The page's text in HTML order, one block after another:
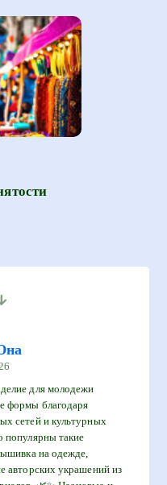
для молодежи
формы благодаря
сетей и культурных
популярны такие
на одежде,
авторских украшений из